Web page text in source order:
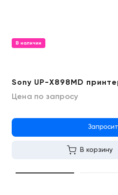
В наличии
Sony UP-X898MD
Цена по запросу
В корзину